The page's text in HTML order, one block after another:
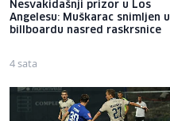
Nesvakidašnji prizor u Los
Angelesu: Muškarac snimljen u
billboardu nasred raskrsnice
4 sata